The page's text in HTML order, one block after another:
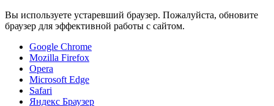
Вы используете устаревший браузер. Пожалуйста, обновите
браузер для эффективной работы с сайтом.
Google Chrome
Mozilla Firefox
Opera
Microsoft Edge
Safari
Яндекс Браузер